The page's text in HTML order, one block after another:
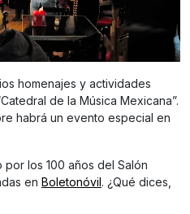
homenajes y actividades
de la Música Mexicana”.
habrá un evento especial en
los 100 años del Salón
en Boletonóvil. ¿Qué dices,